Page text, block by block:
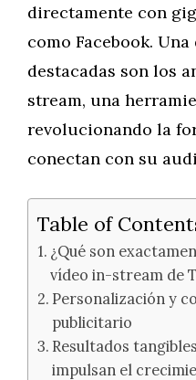
directamente con
como Facebook.
destacadas son los
stream, una
revolucionando la
conectan con su
Table of
¿Qué son
vídeo in-stream de
Personalización y
publicitario
Resultados
impulsan el